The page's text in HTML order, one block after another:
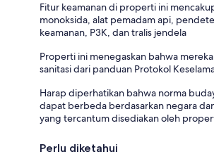
Fitur keamanan di properti ini
monoksida, alat pemadam api,
keamanan, P3K, dan tralis jendela
Properti ini menegaskan bahwa
sanitasi dari panduan Protokol
Harap diperhatikan bahwa norma
dapat berbeda berdasarkan negara
yang tercantum disediakan oleh
Perlu diketahui